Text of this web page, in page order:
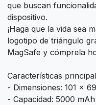
que buscan
dispositivo.
¡Haga que la vida sea
logotipo de triángulo
MagSafe y cómprela
Características
- Dimensiones: 101 x
- Capacidad: 5000 mAh